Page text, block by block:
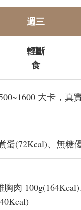
週三
輕斷
食
大卡，真
蛋(72Kcal)、無糖
肉